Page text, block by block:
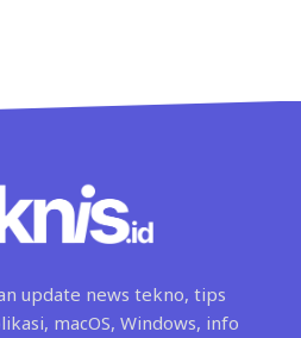
update news tekno, tips
macOS, Windows, info